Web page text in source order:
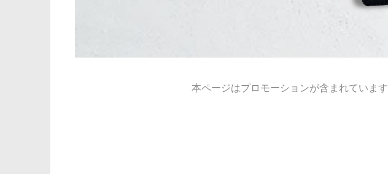
本ページはプロモーションが含まれています